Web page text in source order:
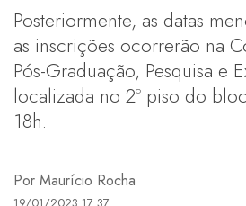
Posteriormente, as datas
as inscrições ocorrerão na
Pós-Graduação, Pesquisa e
localizada no 2º piso do
18h.
Por Maurício Rocha
19/01/2023 17:37